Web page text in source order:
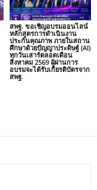
สพฐ. ขอเชิญอบรมออนไลน์
หลักสูตรการดำเนินงาน
ประกันคุณภาพ ภายในสถาน
ศึกษาด้วยปัญญาประดิษฐ์ (AI)
ทุกวันเสาร์ตลอดเดือน
สิงหาคม 2569 ผู้ผ่านการ
อบรมจะได้รับเกียรติบัตรจาก
สพฐ.